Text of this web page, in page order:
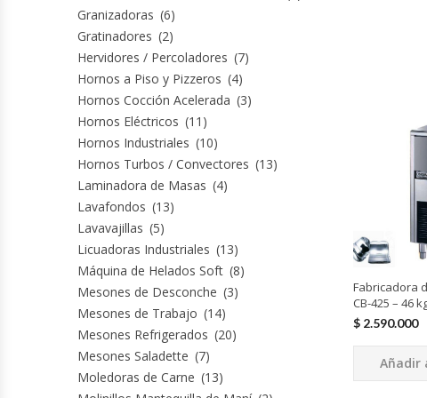
Fabricadoras De Hielo
Formadora De Pizza
Freidoras Industriales
Granizadoras
Hervidores / Percoladores
Hornos A Piso Y Pizzeros
Hornos Cocción Acelerada
Hornos Eléctricos
Fabricadora
CB-425 – 46
$ 2.590.000
Añadir
Granizadoras (6)
Gratinadores (2)
Hervidores / Percoladores (7)
Hornos a Piso y Pizzeros (4)
Hornos Cocción Acelerada (3)
Hornos Eléctricos (11)
Hornos Industriales (10)
Hornos Turbos / Convectores (13)
Laminadora de Masas (4)
Lavafondos (13)
Lavavajillas (5)
Licuadoras Industriales (13)
Máquina de Helados Soft (8)
Mesones de Desconche (3)
Mesones de Trabajo (14)
Mesones Refrigerados (20)
Mesones Saladette (7)
Moledoras de Carne (13)